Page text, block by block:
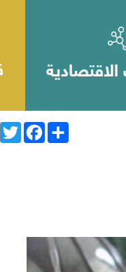
FacebookShare